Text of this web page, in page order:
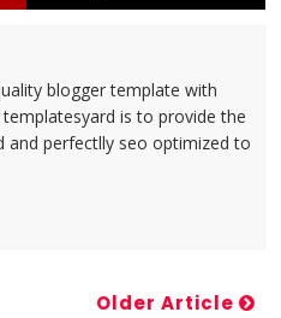
blogger template with
is to provide the
and perfectlly seo optimized to
Older Article